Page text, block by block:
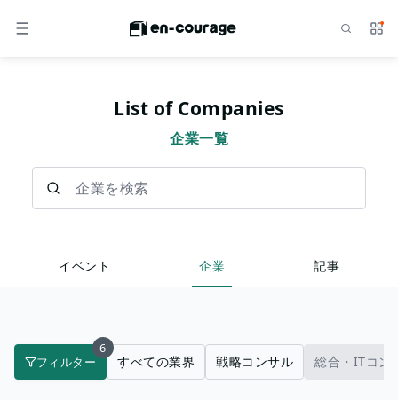
メニュー サ
List of Companies
企業一覧
イベント 企業 記事
フィルター
6
すべての業界 戦略コンサル 総合・ITコン